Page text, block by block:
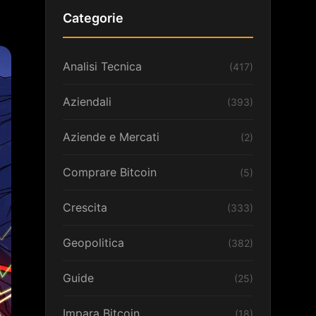
Categorie
Analisi Tecnica (417)
Aziendali (393)
Aziende e Mercati (2)
Comprare Bitcoin (5)
Crescita (333)
Geopolitica (382)
Guide (25)
Impara Bitcoin (18)